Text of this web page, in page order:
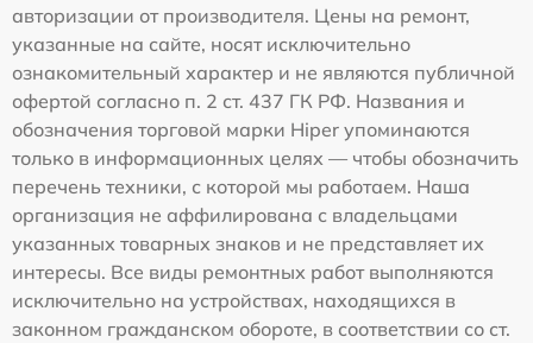
авторизации от производителя. Цены на ремонт,
указанные на сайте, носят исключительно
ознакомительный характер и не являются публичной
офертой согласно п. 2 ст. 437 ГК РФ. Названия и
обозначения торговой марки Hiper упоминаются
только в информационных целях — чтобы обозначить
перечень техники, с которой мы работаем. Наша
организация не аффилирована с владельцами
указанных товарных знаков и не представляет их
интересы. Все виды ремонтных работ выполняются
исключительно на устройствах, находящихся в
законном гражданском обороте, в соответствии со ст.